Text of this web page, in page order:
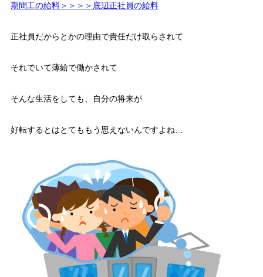
期間工の給料＞＞＞＞底辺正社員の給料
正社員だからとかの理由で責任だけ取らされて
それでいて薄給で働かされて
そんな生活をしても、自分の将来が
好転するとはとてももう思えないんですよね…